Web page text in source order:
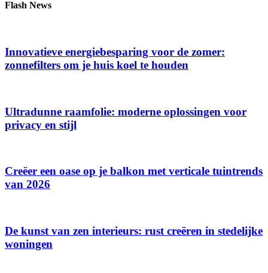
Flash News
Innovatieve energiebesparing voor de zomer:
zonnefilters om je huis koel te houden
Ultradunne raamfolie: moderne oplossingen voor
privacy en stijl
Creëer een oase op je balkon met verticale tuintrends
van 2026
De kunst van zen interieurs: rust creëren in stedelijke
woningen